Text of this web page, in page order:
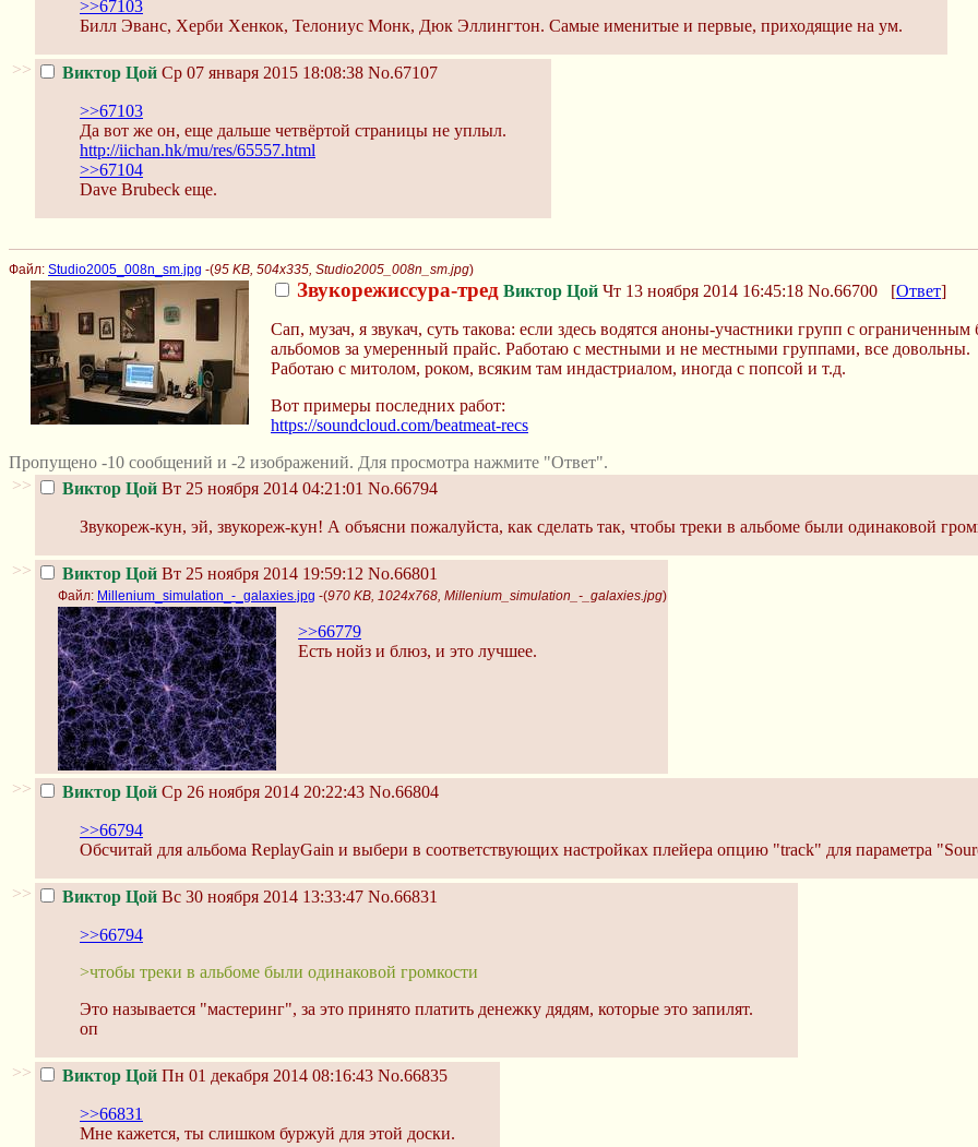
>>67103
Билл Эванс, Херби Хенкок, Телониус Монк, Дюк Эллингтон. Самые именитые и первые, приходящие на ум.
>> Виктор Цой Ср 07 января 2015 18:08:38 No.67107
>>67103
Да вот же он, еще дальше четвёртой страницы не уплыл.
http://iichan.hk/mu/res/65557.html
>>67104
Dave Brubeck еще.
Файл: Studio2005_008n_sm.jpg -(95 KB, 504x335, Studio2005_008n_sm.jpg)
Звукорежиссура-тред Виктор Цой Чт 13 ноября 2014 16:45:18 No.66700 [Ответ]
Сап, музач, я звукач, суть такова: если здесь водятся аноны-участники групп с
альбомов за умеренный прайс. Работаю с местными и не местными группами, все довольны.
Работаю с митолом, роком, всяким там индастриалом, иногда с попсой и т.д.
Вот примеры последних работ:
https://soundcloud.com/beatmeat-recs
Пропущено -10 сообщений и -2 изображений. Для просмотра нажмите "Ответ".
>>
Виктор Цой Вт 25 ноября 2014 04:21:01 No.66794
Звукореж-кун, эй, звукореж-кун! А объясни пожалуйста, как сделать так, чтобы треки в альбоме были одинаковой
>> Виктор Цой Вт 25 ноября 2014 19:59:12 No.66801
Файл: Millenium_simulation_-_galaxies.jpg -(970 KB, 1024x768, Millenium_simulation_-_galaxies.jpg)
>>66779
Есть нойз и блюз, и это лучшее.
>> Виктор Цой Ср 26 ноября 2014 20:22:43 No.66804
>>66794
Обсчитай для альбома ReplayGain и выбери в соответствующих настройках плейера опцию "track" для параметра
>> Виктор Цой Вс 30 ноября 2014 13:33:47 No.66831
>>66794
>чтобы треки в альбоме были одинаковой громкости
Это называется "мастеринг", за это принято платить денежку дядям, которые это запилят.
оп
>> Виктор Цой Пн 01 декабря 2014 08:16:43 No.66835
>>66831
Мне кажется, ты слишком буржуй для этой доски.